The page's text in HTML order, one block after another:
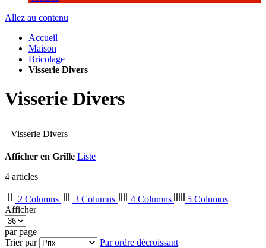
Allez au contenu
Accueil
Maison
Bricolage
Visserie Divers
Visserie Divers
Visserie Divers
Afficher en Grille Liste
4 articles
2 Columns 3 Columns 4 Columns
5 Columns
Afficher
par page
Trier par
Par ordre décroissant